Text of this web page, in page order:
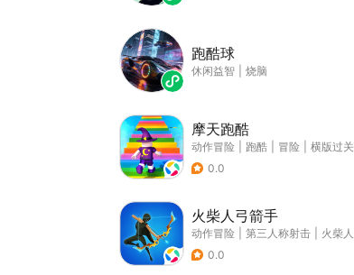
跑酷球
休闲益智 烧脑
摩天跑酷
动作冒险 跑酷 冒险
横版过关
0.0
火柴人弓箭手
动作冒险 第三人称射击 火柴人
0.0